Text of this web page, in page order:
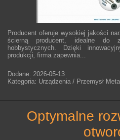
Producent oferuje wysokiej jakości
ścierną producent, idealne do
hobbystycznych. Dzięki
produkcji, firma zapewnia...
Dodane: 2026-05-13
Kategoria: Urządzenia / Przemysł
optymalne rozwiązania dla